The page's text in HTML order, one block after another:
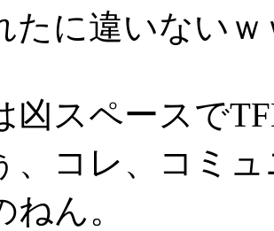
たに違いないｗ
凶スペースで
、コレ、コミ
ねん。